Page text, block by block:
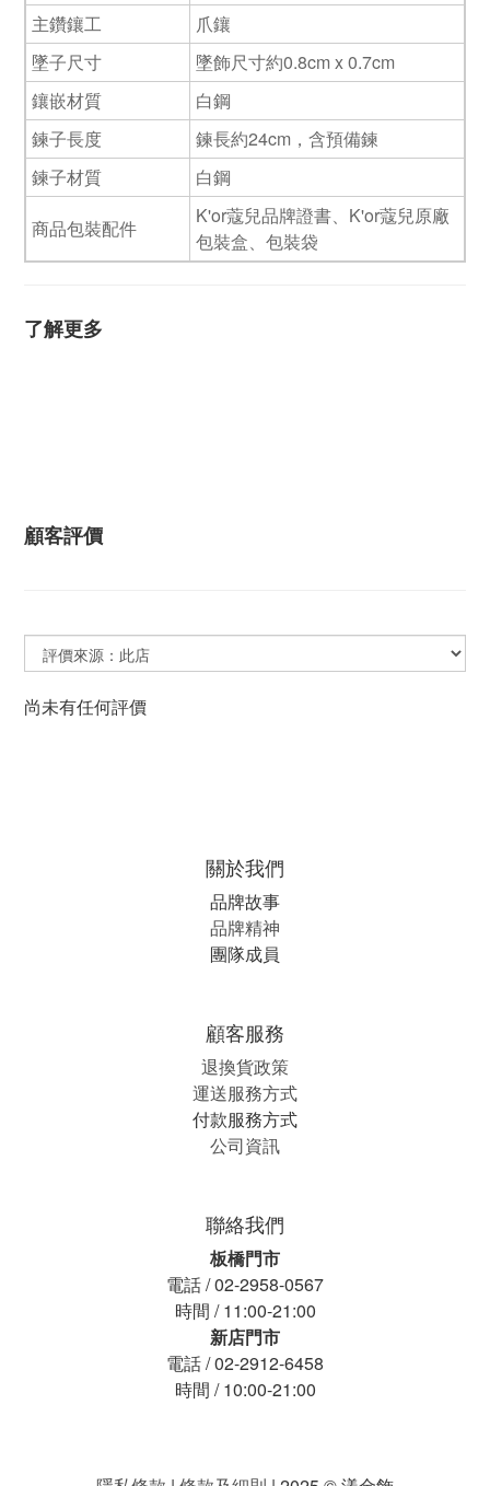
主鑽鑲工
爪鑲
墜子尺寸
墜飾尺寸約0.8cm x 0.7cm
鑲嵌材質
白鋼
鍊子長度
鍊長約24cm，含預備鍊
鍊子材質
白鋼
商品包裝配件
K'or蔻兒品牌證書、K'or蔻兒原廠
包裝盒、包裝袋
了解更多
顧客評價
尚未有任何評價
關於我們
品牌故事
品牌精神
團隊成員
顧客服務
退換貨政策
運送服務方式
付款服務方式
公司資訊
聯絡我們
板橋門市
電話 / 02-2958-0567
時間 / 11:00-21:00
新店門市
電話 / 02-2912-6458
時間 / 10:00-21:00